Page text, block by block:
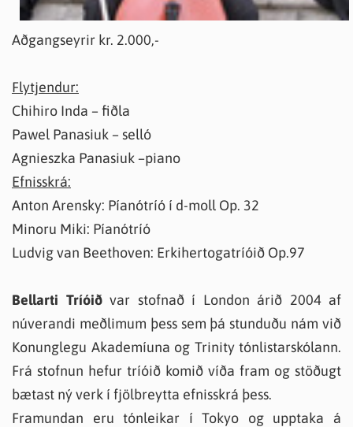
Aðgangseyrir kr. 2.000,-
Flytjendur:
Chihiro Inda – fiðla
Pawel Panasiuk – selló
Agnieszka Panasiuk –piano
Efnisskrá:
Anton Arensky: Píanótríó í d-moll Op. 32
Minoru Miki: Píanótríó
Ludvig van Beethoven: Erkihertogatríóið Op.97
Bellarti Tríóiðvar stofnað í London árið 2004 af
núverandi meðlimum þess sem þá stunduðu nám við
Konunglegu Akademíuna og Trinity tónlistarskólann.
Frá stofnun hefur tríóið komið víða fram og stöðugt
bætast ný verk í fjölbreytta efnisskrá þess.
Framundan eru tónleikar í Tokyo og upptaka á